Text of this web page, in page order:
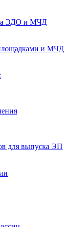
ЭДО и МЧД
и МЧД
для выпуска ЭП